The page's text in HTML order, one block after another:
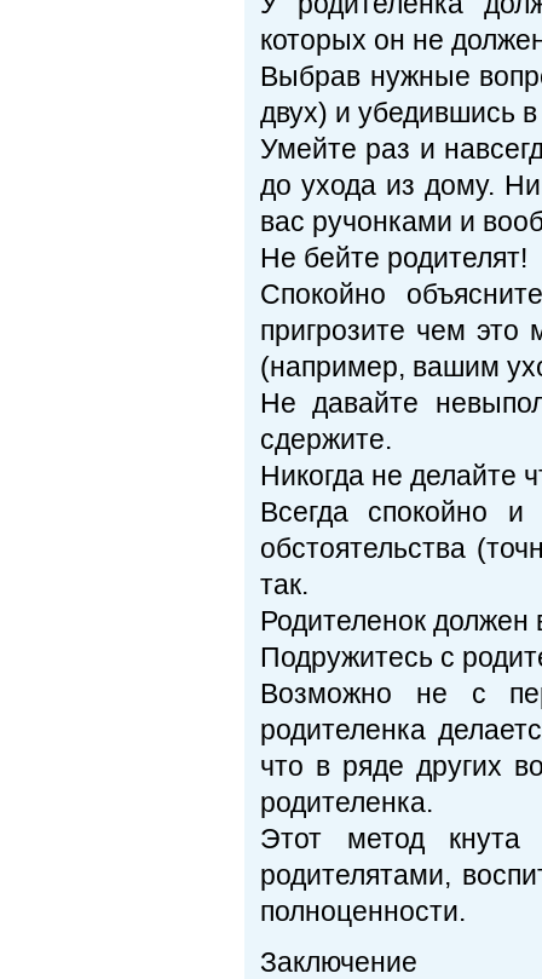
которых он не
Выбрав нужные
двух) и убедившись
Умейте раз и
до ухода из дому.
вас ручонками и
Не бейте родителят!
Спокойно
пригрозите чем
(например, вашим
Не давайте
сдержите.
Никогда не делайте
Всегда спокойно и
обстоятельства
так.
Родителенок должен
Подружитесь с
Возможно не с
родителенка
что в ряде других
родителенка.
Этот метод
родителятами,
полноценности.
Заключение